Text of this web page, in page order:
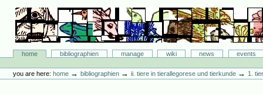
content.
navigation
Bibliographie-Portal
Sectionshome bibliographien manage wiki news
events
tools
you are here: home →bibliographien →ii. tiere in tierallegorese und tierkunde →1.